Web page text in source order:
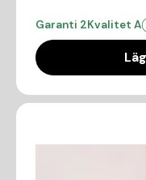
Garanti 2Kvalitet A